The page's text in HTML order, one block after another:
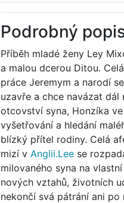
Podrobný
Příběh mladé ženy Ley
a malou dcerou Ditou.
práce Jeremym a narodí
uzavře a chce navázat
otcovství syna, Honzíka
vyšetřování a hledání
blízký přítel rodiny. Celá
mizí v Anglii.Lee se
milovaného syna na
nových vztahů, životních
nekončí svá pátrání ani